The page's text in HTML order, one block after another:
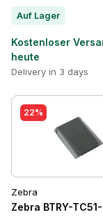
Auf Lager
Kostenloser
heute
Delivery in 3 days
22%
Zebra
Zebra BTRY-